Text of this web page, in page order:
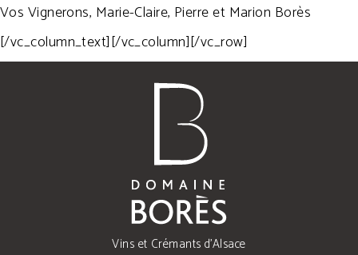
Vos Vignerons, Marie-Claire, Pierre et Marion Borès
[/vc_column_text][/vc_column][/vc_row]
Vins et Crémants d'Alsace